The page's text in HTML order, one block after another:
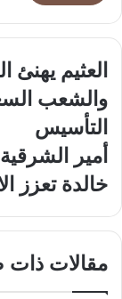
العثيم
القيادة
الرشيدة
والأسرة
المالكة
والشعب
السعودي
بمناسبة
ذكرى
التأسيس
العثيم يهنئ
والشعب
التأسيس
أمير
الشرقية:
ذكرى
خالدة
أمير
خالدة تعزز
مقالات ذات